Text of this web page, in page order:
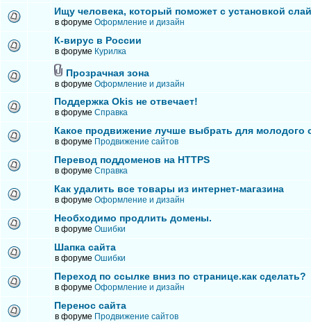
Ищу человека, который поможет с установкой
в форуме Оформление и дизайн
К-вирус в России
в форуме Курилка
Прозрачная зона
в форуме Оформление и дизайн
Поддержка Okis не отвечает!
в форуме Справка
Какое продвижение лучше выбрать для молодого
в форуме Продвижение сайтов
Перевод поддоменов на HTTPS
в форуме Справка
Как удалить все товары из интернет-магазина
в форуме Оформление и дизайн
Необходимо продлить домены.
в форуме Ошибки
Шапка сайта
в форуме Ошибки
Переход по ссылке вниз по странице.как сделать?
в форуме Оформление и дизайн
Перенос сайта
в форуме Продвижение сайтов